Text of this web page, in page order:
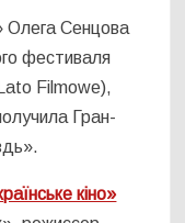
Олега Сенцова
фестиваля
Filmowe),
Гран-
кіно»